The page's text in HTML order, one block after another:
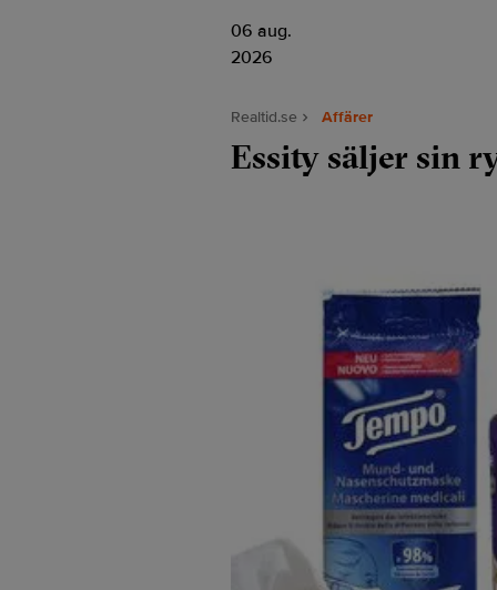
06 aug.
2026
Realtid.se Affärer
Essity säljer sin